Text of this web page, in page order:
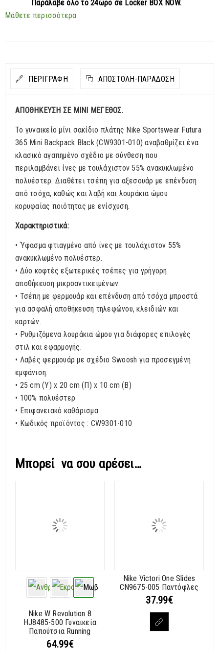
Παράλαβε όλο το 24ωρο σε Locker BOX NOW.
Μάθετε περισσότερα
ΠΕΡΙΓΡΑΦΗ ΑΠΟΣΤΟΛΉ-ΠΑΡΆΔΟΣΗ
ΑΠΟΘΗΚΕΥΣΗ ΣΕ ΜΙΝΙ ΜΕΓΕΘΟΣ.
Το γυναικείο μίνι σακίδιο πλάτης Nike Sportswear Futura
365 Mini Backpack Black (CW9301-010) αναβαθμίζει ένα
κλασικό αγαπημένο σχέδιο με σύνθεση που
περιλαμβάνει ίνες με τουλάχιστον 55% ανακυκλωμένο
πολυέστερ. Διαθέτει τσέπη για αξεσουάρ με επένδυση
από τσόχα, καθώς και λαβή και λουράκια ώμου
κορυφαίας ποιότητας με ενίσχυση.
Χαρακτηριστικά:
• Ύφασμα φτιαγμένο από ίνες με τουλάχιστον 55%
ανακυκλωμένο πολυέστερ.
• Δύο κοφτές εξωτερικές τσέπες για γρήγορη
αποθήκευση μικροαντικειμένων.
• Τσέπη με φερμουάρ και επένδυση από τσόχα μπροστά
για ασφαλή αποθήκευση τηλεφώνου, κλειδιών και
καρτών.
• Ρυθμιζόμενα λουράκια ώμου για διάφορες επιλογές
στιλ και εφαρμογής.
• Λαβές φερμουάρ με σχέδιο Swoosh για προσεγμένη
εμφάνιση.
• 25 cm (Υ) x 20 cm (Π) x 10 cm (Β)
• 100% πολυέστερ
• Επιφανειακό καθάρισμα
• Κωδικός προϊόντος : CW9301-010
Μπορεί να σου αρέσει…
Nike W Revolution 8
HJ8485-500 Γυναικεία
Παπούτσια Running
64.99€
Nike Victori One Slides
CN9675-005 Παντόφλες
37.99€